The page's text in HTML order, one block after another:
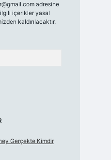
adresine
içerikler yasal
kaldırılacaktır.
Gerçekte Kimdir